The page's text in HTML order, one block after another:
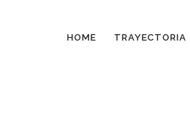
HOME TRAYECTORIA